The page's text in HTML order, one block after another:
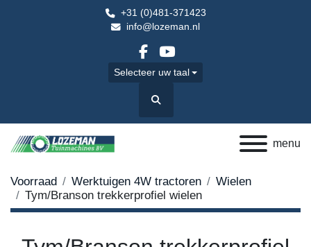
+31 (0)481-371423
info@lozeman.nl
facebook
youtube
Selecteer uw taal
Zoek
menu
Voorraad Werktuigen 4W tractoren
Wielen
Tym/Branson trekkerprofiel wielen